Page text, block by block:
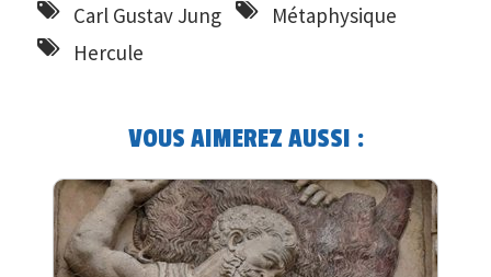
Carl Gustav Jung
Métaphysique
Hercule
VOUS AIMEREZ AUSSI :